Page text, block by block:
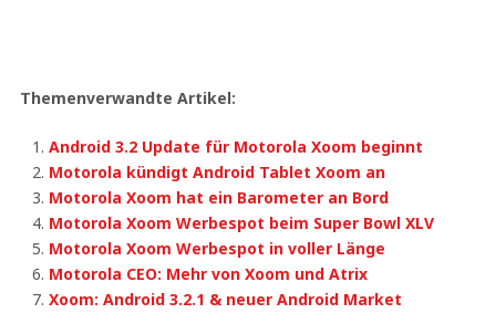
Themenverwandte Artikel:
Android 3.2 Update für Motorola Xoom beginnt
Motorola kündigt Android Tablet Xoom an
Motorola Xoom hat ein Barometer an Bord
Motorola Xoom Werbespot beim Super Bowl XLV
Motorola Xoom Werbespot in voller Länge
Motorola CEO: Mehr von Xoom und Atrix
Xoom: Android 3.2.1 & neuer Android Market